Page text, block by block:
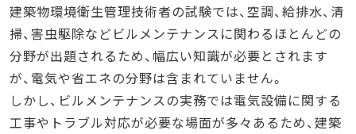
建築物環境衛生管理技術者の試験では、空調、給排水、清
掃、害虫駆除などビルメンテナンスに関わるほとんどの
分野が出題されるため、幅広い知識が必要とされます
が、電気や省エネの分野は含まれていません。
しかし、ビルメンテナンスの実務では電気設備に関する
工事やトラブル対応が必要な場面が多々あるため、建築